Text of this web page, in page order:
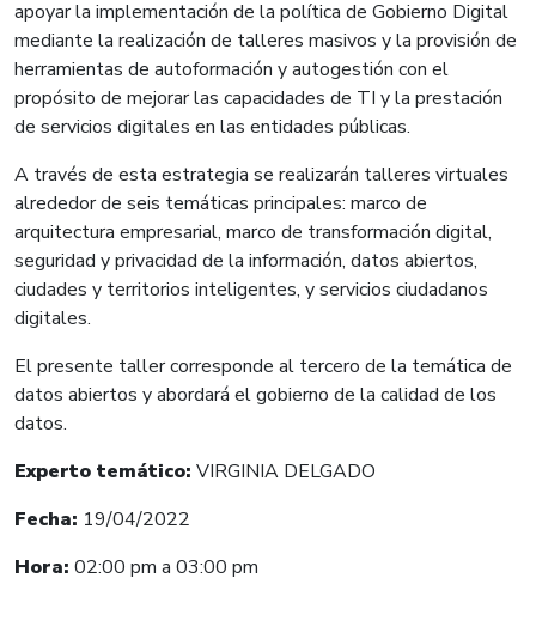
apoyar la implementación de la política de Gobierno Digital
mediante la realización de talleres masivos y la provisión de
herramientas de autoformación y autogestión con el
propósito de mejorar las capacidades de TI y la prestación
de servicios digitales en las entidades públicas.
A través de esta estrategia se realizarán talleres virtuales
alrededor de seis temáticas principales: marco de
arquitectura empresarial, marco de transformación digital,
seguridad y privacidad de la información, datos abiertos,
ciudades y territorios inteligentes, y servicios ciudadanos
digitales.
El presente taller corresponde al tercero de la temática de
datos abiertos y abordará el gobierno de la calidad de los
datos.
Experto temático: VIRGINIA DELGADO
Fecha: 19/04/2022
Hora: 02:00 pm a 03:00 pm